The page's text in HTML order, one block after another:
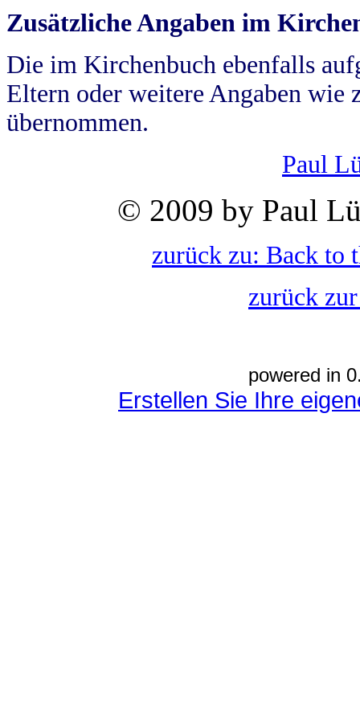
Zusätzliche Angaben im
Die im Kirchenbuch ebenfalls
Eltern oder weitere Angaben wie
übernommen.
Paul
© 2009 by Paul
zurück zu: Back to
zurück
powered in
Erstellen Sie Ihre